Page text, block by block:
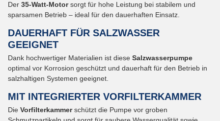
Der 35-Watt-Motorsorgt für hohe Leistung bei stabilem und
sparsamen Betrieb – ideal für den dauerhaften Einsatz.
DAUERHAFT FÜR SALZWASSER
GEEIGNET
Dank hochwertiger Materialien ist diese Salzwasserpumpe
optimal vor Korrosion geschützt und dauerhaft für den Betrieb in
salzhaltigen Systemen geeignet.
MIT INTEGRIERTER VORFILTERKAMMER
Die Vorfilterkammerschützt die Pumpe vor groben